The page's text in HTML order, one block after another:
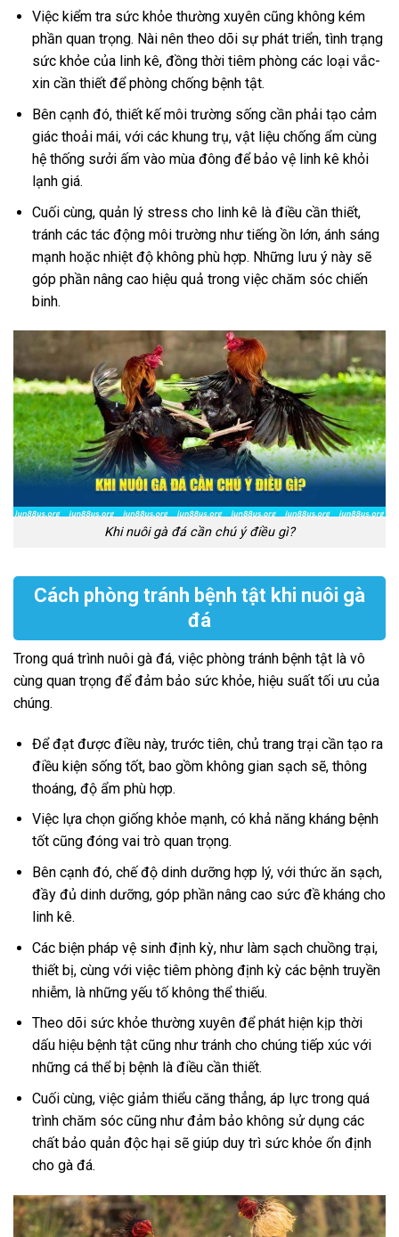
Việc kiểm tra sức khỏe thường xuyên cũng không kém
phần quan trọng. Nài nên theo dõi sự phát triển, tình trạng
sức khỏe của linh kê, đồng thời tiêm phòng các loại vắc-
xin cần thiết để phòng chống bệnh tật.
Bên cạnh đó, thiết kế môi trường sống cần phải tạo cảm
giác thoải mái, với các khung trụ, vật liệu chống ẩm cùng
hệ thống sưởi ấm vào mùa đông để bảo vệ linh kê khỏi
lạnh giá.
Cuối cùng, quản lý stress cho linh kê là điều cần thiết,
tránh các tác động môi trường như tiếng ồn lớn, ánh sáng
mạnh hoặc nhiệt độ không phù hợp. Những lưu ý này sẽ
góp phần nâng cao hiệu quả trong việc chăm sóc chiến
binh.
Khi nuôi gà đá cần chú ý điều gì?
Cách phòng tránh bệnh tật khi nuôi gà
đá
Trong quá trình nuôi gà đá, việc phòng tránh bệnh tật là vô
cùng quan trọng để đảm bảo sức khỏe, hiệu suất tối ưu của
chúng.
Để đạt được điều này, trước tiên, chủ trang trại cần tạo ra
điều kiện sống tốt, bao gồm không gian sạch sẽ, thông
thoáng, độ ẩm phù hợp.
Việc lựa chọn giống khỏe mạnh, có khả năng kháng bệnh
tốt cũng đóng vai trò quan trọng.
Bên cạnh đó, chế độ dinh dưỡng hợp lý, với thức ăn sạch,
đầy đủ dinh dưỡng, góp phần nâng cao sức đề kháng cho
linh kê.
Các biện pháp vệ sinh định kỳ, như làm sạch chuồng trại,
thiết bị, cùng với việc tiêm phòng định kỳ các bệnh truyền
nhiễm, là những yếu tố không thể thiếu.
Theo dõi sức khỏe thường xuyên để phát hiện kịp thời
dấu hiệu bệnh tật cũng như tránh cho chúng tiếp xúc với
những cá thể bị bệnh là điều cần thiết.
Cuối cùng, việc giảm thiểu căng thẳng, áp lực trong quá
trình chăm sóc cũng như đảm bảo không sử dụng các
chất bảo quản độc hại sẽ giúp duy trì sức khỏe ổn định
cho gà đá.